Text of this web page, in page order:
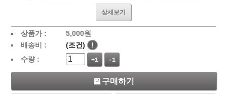
상세보기
상품가 : 5,000원
배송비 :
(조건)
!
수량 :
+1 -1
구매하기